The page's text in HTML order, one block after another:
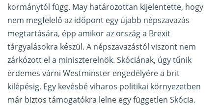
kormánytól függ. May határozottan kijelentette, hogy
nem megfelelő az időpont egy újabb népszavazás
megtartására, épp amikor az ország a Brexit
tárgyalásokra készül. A népszavazástól viszont nem
zárkózott el a miniszterelnök. Skóciának, úgy tűnik
érdemes várni Westminster engedélyére a brit
kilépésig. Egy kevésbé viharos politikai környezetben
már biztos támogatókra lelne egy független Skócia.